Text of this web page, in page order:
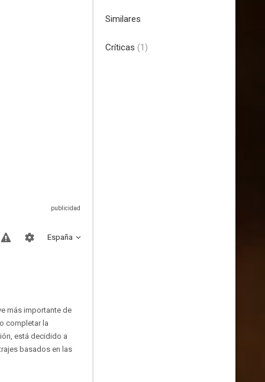
España
más importante de
completar la
está decidido a
basados en las
Similares
Críticas (1)